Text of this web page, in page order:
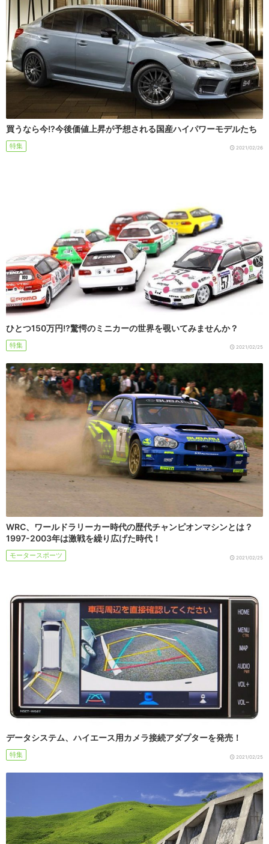
買うなら今!?今後価値上昇が予想される国産ハイパワーモデルたち
特集 2021/02/26
ひとつ150万円!?驚愕のミニカーの世界を覗いてみませんか？
特集 2021/02/25
WRC、ワールドラリーカー時代の歴代チャンピオンマシンとは？
1997-2003年は激戦を繰り広げた時代！
モータースポーツ 2021/02/25
データシステム、ハイエース用カメラ接続アダプターを発売！
特集 2021/02/25